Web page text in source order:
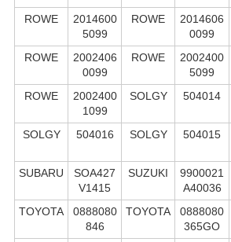
ROWE
2014600
5099
ROWE
2014606
0099
ROWE
2002406
0099
ROWE
2002400
5099
ROWE
2002400
1099
SOLGY 504014
SOLGY 504016 SOLGY 504015
SUBARU
SOA427
V1415
SUZUKI
9900021
A40036
TOYOTA
0888080
846
TOYOTA
0888080
365GO